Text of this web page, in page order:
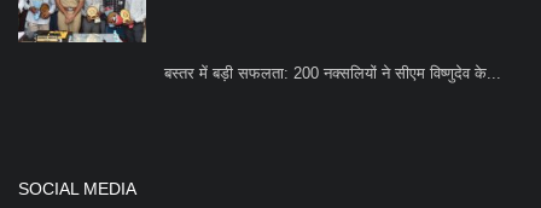
बस्तर में बड़ी सफलता: 200 नक्सलियों ने सीएम विष्णुदेव के...
SOCIAL MEDIA